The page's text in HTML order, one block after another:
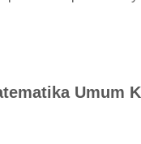
Umum